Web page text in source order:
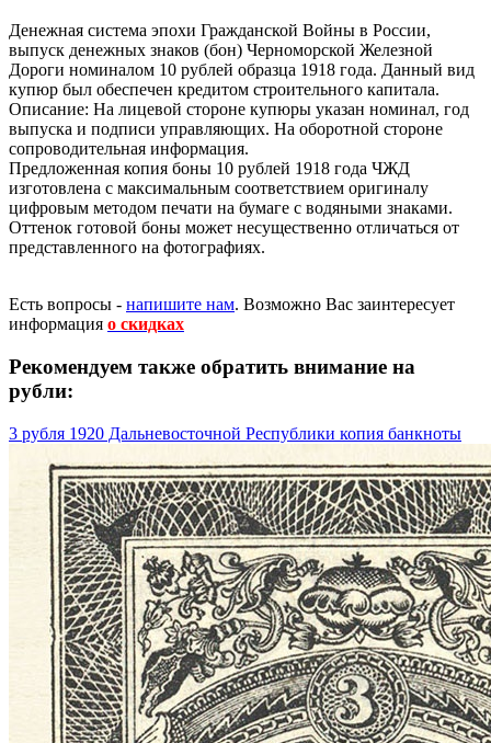
Денежная система эпохи Гражданской Войны в России,
выпуск денежных знаков (бон) Черноморской Железной
Дороги номиналом 10 рублей образца 1918 года. Данный вид
купюр был обеспечен кредитом строительного капитала.
Описание: На лицевой стороне купюры указан номинал, год
выпуска и подписи управляющих. На оборотной стороне
сопроводительная информация.
Предложенная копия боны 10 рублей 1918 года ЧЖД
изготовлена с максимальным соответствием оригиналу
цифровым методом печати на бумаге с водяными знаками.
Оттенок готовой боны может несущественно отличаться от
представленного на фотографиях.
Есть вопросы - напишите нам. Возможно Вас заинтересует
информация о скидках
Рекомендуем также обратить внимание на
рубли:
3 рубля 1920 Дальневосточной Республики копия банкноты